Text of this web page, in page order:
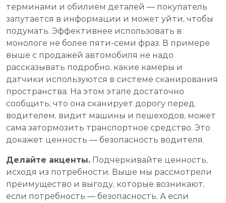
терминами и обилием деталей — покупатель
запутается в информации и может уйти, чтобы
подумать. Эффективнее использовать в
монологе не более пяти-семи фраз. В примере
выше с продажей автомобиля не надо
рассказывать подробно, какие камеры и
датчики используются в системе сканирования
пространства. На этом этапе достаточно
сообщить, что она сканирует дорогу перед
водителем, видит машины и пешеходов, может
сама затормозить транспортное средство. Это
докажет ценность — безопасность водителя.
Делайте акценты. Подчеркивайте ценность,
исходя из потребности. Выше мы рассмотрели
преимущество и выгоду, которые возникают,
если потребность — безопасность. А если